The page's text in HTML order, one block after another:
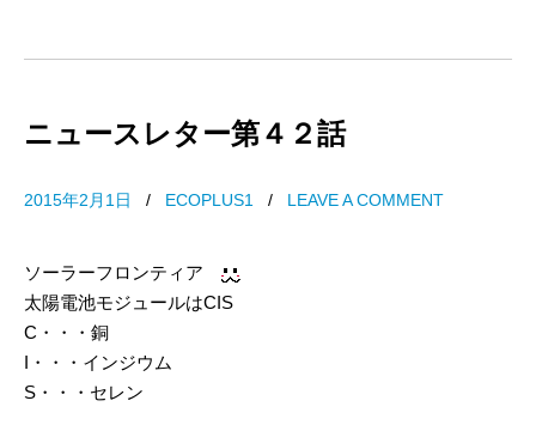
ニュースレター第４２話
2015年2月1日 / ECOPLUS1 / LEAVE A COMMENT
ソーラーフロンティア
太陽電池モジュールはCIS
C・・・銅
I・・・インジウム
S・・・セレン